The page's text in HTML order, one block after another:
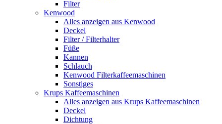
Filter
Kenwood
Alles anzeigen aus Kenwood
Deckel
Filter / Filterhalter
Füße
Kannen
Schlauch
Kenwood Filterkaffeemaschinen
Sonstiges
Krups Kaffeemaschinen
Alles anzeigen aus Krups Kaffeemaschinen
Deckel
Dichtung